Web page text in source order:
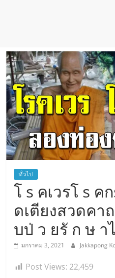
ทั่วไป
โ s คเวรโ s ค
ดเตียงสวดคา
บป่ ว ยรั ก ษ า
มกราคม 3, 2021 Jakkapong
Post Views: 22,459